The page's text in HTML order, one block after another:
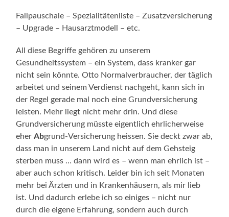
Fallpauschale – Spezialitätenliste – Zusatzversicherung
– Upgrade – Hausarztmodell – etc.
All diese Begriffe gehören zu unserem
Gesundheitssystem – ein System, dass kranker gar
nicht sein könnte. Otto Normalverbraucher, der täglich
arbeitet und seinem Verdienst nachgeht, kann sich in
der Regel gerade mal noch eine Grundversicherung
leisten. Mehr liegt nicht mehr drin. Und diese
Grundversicherung müsste eigentlich ehrlicherweise
eherAbgrund-Versicherung heissen. Sie deckt zwar ab,
dass man in unserem Land nicht auf dem Gehsteig
sterben muss … dann wird es – wenn man ehrlich ist –
aber auch schon kritisch. Leider bin ich seit Monaten
mehr bei Ärzten und in Krankenhäusern, als mir lieb
ist. Und dadurch erlebe ich so einiges – nicht nur
durch die eigene Erfahrung, sondern auch durch